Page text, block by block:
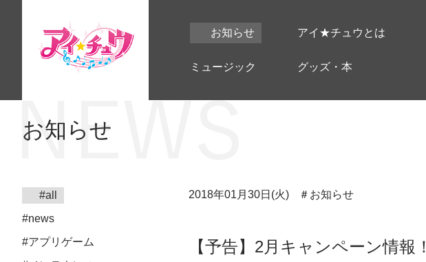
お知らせ アイ★チュウとは
ミュージック グッズ・本
お知らせ
#all
#news
#アプリゲーム
2018年01月30日(火) ＃お知らせ
【予告】2月キャンペーン情報！